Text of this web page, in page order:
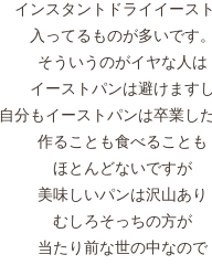
インスタントドライイース
入ってるものが多いです。
そういうのがイヤな人は
イーストパンは避けますし
自分もイーストパンは卒業し
作ることも食べることも
ほとんどないですが
美味しいパンは沢山あり
むしろそっちの方が
当たり前な世の中なので